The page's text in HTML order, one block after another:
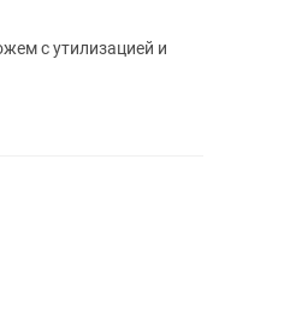
с утилизацией и